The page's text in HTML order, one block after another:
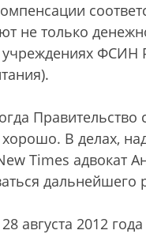
не только
ФСИН
хорошо. В делах,
Times адвокат
августа 2012